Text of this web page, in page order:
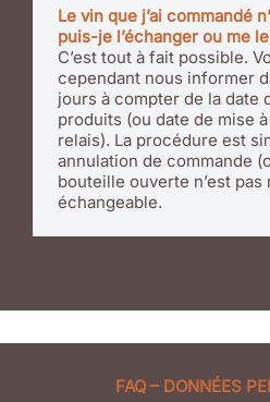
Le vin que j’ai commandé
puis-je l’échanger ou me
C’est tout à fait possible.
cependant nous informer
jours à compter de la date
produits (ou date de mise
relais). La procédure est
annulation de commande
bouteille ouverte n’est
échangeable.
FAQ – DONNÉES